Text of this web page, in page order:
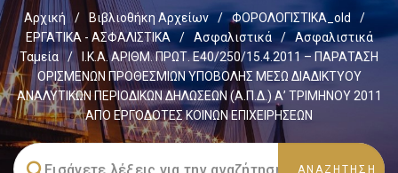
Αρχική / Βιβλιοθήκη Αρχείων / ΦΟΡΟΛΟΓΙΣΤΙΚΑ_old
/
ΕΡΓΑΤΙΚΑ - ΑΣΦΑΛΙΣΤΙΚΑ
/ Ασφαλιστικά /
Ασφαλιστικά
Ταμεία
/
Ι.Κ.Α. ΑΡΙΘΜ. ΠΡΩΤ. Ε40/250/15.4.2011 – ΠΑΡΑΤΑΣΗ
ΟΡΙΣΜΕΝΩΝ ΠΡΟΘΕΣΜΙΩΝ ΥΠΟΒΟΛΗΣ ΜΕΣΩ ΔΙΑΔΙΚΤΥΟΥ
ΑΝΑΛΥΤΙΚΩΝ ΠΕΡΙΟΔΙΚΩΝ ΔΗΛΩΣΕΩΝ (Α.Π.Δ.) Α’ ΤΡΙΜΗΝΟΥ 2011
ΑΠΟ ΕΡΓΟΔΟΤΕΣ ΚΟΙΝΩΝ ΕΠΙΧΕΙΡΗΣΕΩΝ